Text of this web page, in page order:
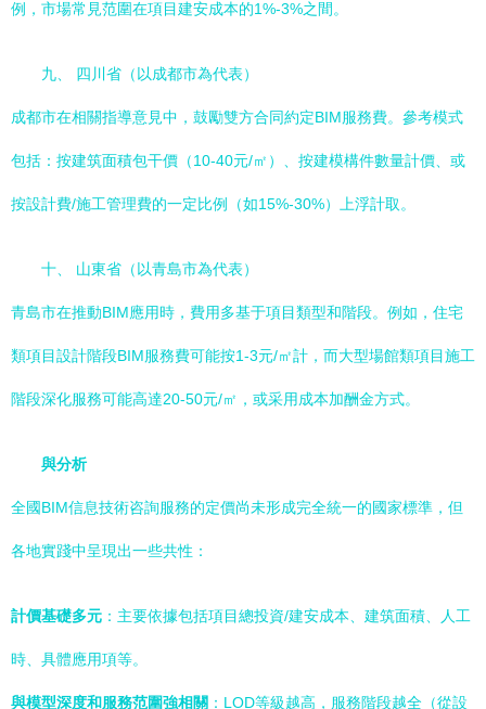
例，市場常見范圍在項目建安成本的1%-3%之間。
九、 四川省（以成都市為代表）
成都市在相關指導意見中，鼓勵雙方合同約定BIM服務費。參考模式
包括：按建筑面積包干價（10-40元/㎡）、按建模構件數量計價、或
按設計費/施工管理費的一定比例（如15%-30%）上浮計取。
十、 山東省（以青島市為代表）
青島市在推動BIM應用時，費用多基于項目類型和階段。例如，住宅
類項目設計階段BIM服務費可能按1-3元/㎡計，而大型場館類項目施工
階段深化服務可能高達20-50元/㎡，或采用成本加酬金方式。
與分析
全國BIM信息技術咨詢服務的定價尚未形成完全統一的國家標準，但
各地實踐中呈現出一些共性：
計價基礎多元 ：主要依據包括項目總投資/建安成本、建筑面積、人工
時、具體應用項等。
與模型深度和服務范圍強相關 ：LOD等級越高，服務階段越全（從設